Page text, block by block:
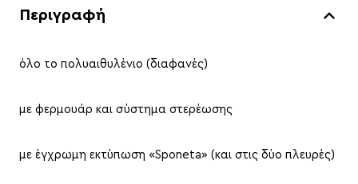
Περιγραφή
όλο το πολυαιθυλένιο (διαφανές)
με φερμουάρ και σύστημα στερέωσης
με έγχρωμη εκτύπωση «Sponeta» (και στις δύο πλευρές)